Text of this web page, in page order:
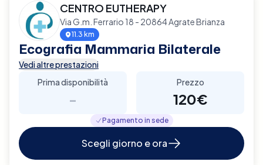
CENTRO EUTHERAPY
Via G.m. Ferrario 18 - 20864 Agrate Brianza
11.3 km
Ecografia Mammaria Bilaterale
Vedi altre prestazioni
Prima disponibilità
-
Prezzo
120€
Pagamento in sede
Scegli giorno e ora